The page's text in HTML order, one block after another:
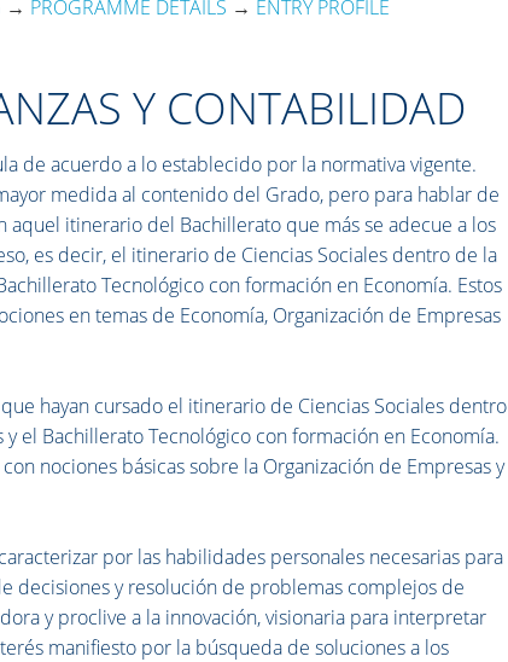
→ PROGRAMME DETAILS → ENTRY PROFILE
Y CONTABILIDAD
de acuerdo a lo establecido por la normativa vigente.
medida al contenido del Grado, pero para hablar de
itinerario del Bachillerato que más se adecue a los
es decir, el itinerario de Ciencias Sociales dentro de la
Tecnológico con formación en Economía. Estos
en temas de Economía, Organización de Empresas
hayan cursado el itinerario de Ciencias Sociales dentro
el Bachillerato Tecnológico con formación en Economía.
nociones básicas sobre la Organización de Empresas y
por las habilidades personales necesarias para
decisiones y resolución de problemas complejos de
y proclive a la innovación, visionaria para interpretar
manifiesto por la búsqueda de soluciones a los